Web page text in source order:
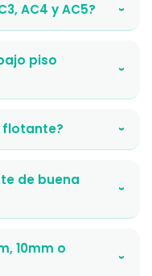
AC4 y AC5? ›
piso
›
flotante? ›
de buena
›
10mm o
›